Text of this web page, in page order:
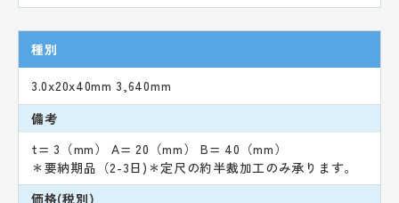
種別
3.0x20x40mm 3,640mm
備考
t= 3（mm） A= 20（mm） B= 40（mm）
＊要納期品（2-3日)＊定尺の約半裁加工のみ承ります。
価格(税別)